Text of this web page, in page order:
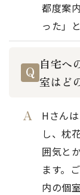
都度案
った」
自宅へ
室はど
Hさん
し、枕
囲気と
ます。
内の個